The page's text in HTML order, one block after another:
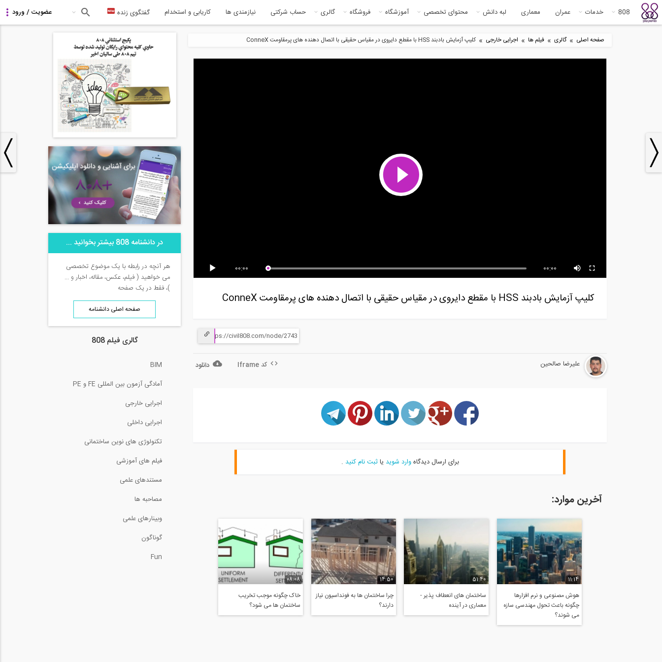
808 خدمات عمران معماری لبه دانش محتوای تخصصی آموزشگاه فروشگاه گالری حساب شرکتی نیازمندی ها کاریابی و استخدام گفتگوی زنده
صفحه اصلی » گالری » فیلم ها » اجرایی خارجی » کلیپ آزمایش بادبند HSS با مقطع دایروی در مقیاس حقیقی با اتصال دهنده های پرمقاومت ConneX
00:00 00:00
کلیپ آزمایش بادبند HSS با مقطع دایروی در مقیاس حقیقی با اتصال دهنده های پرمقاومت ConneX
دانلود علیرضا صالحین کد Iframe
برای ارسال دیدگاهوارد شوید یاثبت نام کنید .
آخرین موارد:
11:14
هوش مصنوعی و نرم افزارها
چگونه باعث تحول مهندسی سازه
می شوند؟
51:40
ساختمان های انعطاف پذیر -
معماری در آینده
14:50
چرا ساختمان ها به فونداسیون نیاز
دارند؟
08:08
خاک چگونه موجب تخریب
ساختمان ها می شود؟
در دانشنامه 808 بیشتر بخوانید ...
هر آنچه در رابطه با یک موضوع تخصصی
می خواهید ( فیلم، عکس، مقاله، اخبار و ...
)، فقط در یک صفحه
صفحه اصلی دانشنامه
گالری فیلم 808
BIM
آمادگی آزمون بین المللی FE و PE
اجرایی خارجی
اجرایی داخلی
تکنولوژی های نوین ساختمانی
فیلم های آموزشی
مستندهای علمی
مصاحبه ها
وبینارهای علمی
گوناگون
Fun